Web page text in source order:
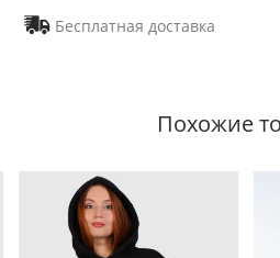
Бесплатная доставка
Похожие